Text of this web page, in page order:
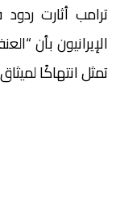
ترامب أثارت
الإيرانيون بأن
تمثل انتهاكًا